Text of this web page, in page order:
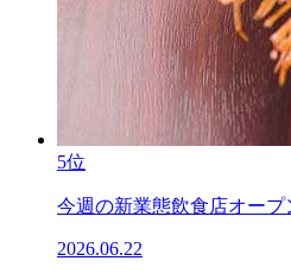
5位
今週の新業態飲食店オープ
2026.06.22